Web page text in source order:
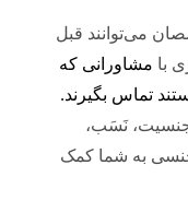
می‌توانند قبل
با مشاورانی که
تماس بگیرند.
نَسَب،
به شما کمک